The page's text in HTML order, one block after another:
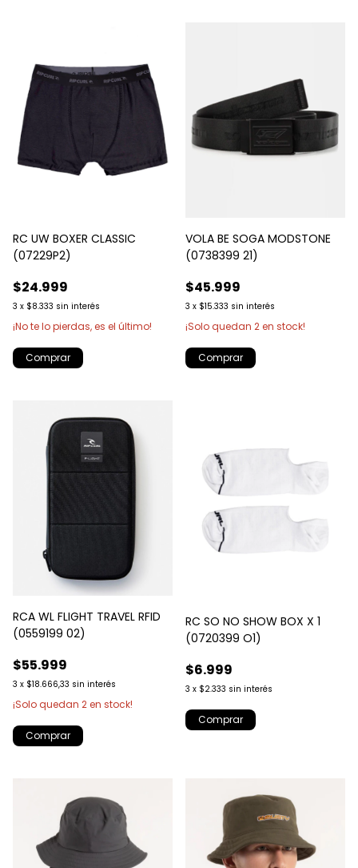
RC UW BOXER CLASSIC
(07229P2)
$24.999
3 x $8.333 sin interés
¡No te lo pierdas, es el último!
Comprar
VOLA BE SOGA MODSTONE
(0738399 21)
$45.999
3 x $15.333 sin interés
¡Solo quedan 2en stock!
RCA WL FLIGHT TRAVEL RFID
(0559199 02)
$55.999
3 x $18.666,33 sin interés
¡Solo quedan 2en stock!
RC SO NO SHOW BOX X 1
(0720399 O1)
$6.999
3 x $2.333 sin interés